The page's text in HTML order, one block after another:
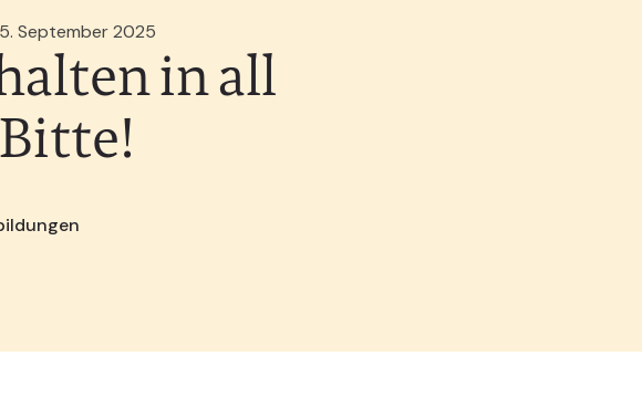
September 2025
in all